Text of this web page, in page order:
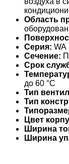
Область
Серия: WA
Сечение:
Срок
до 60 °С
Тип
Тип
Цвет
Ширина
Ширина